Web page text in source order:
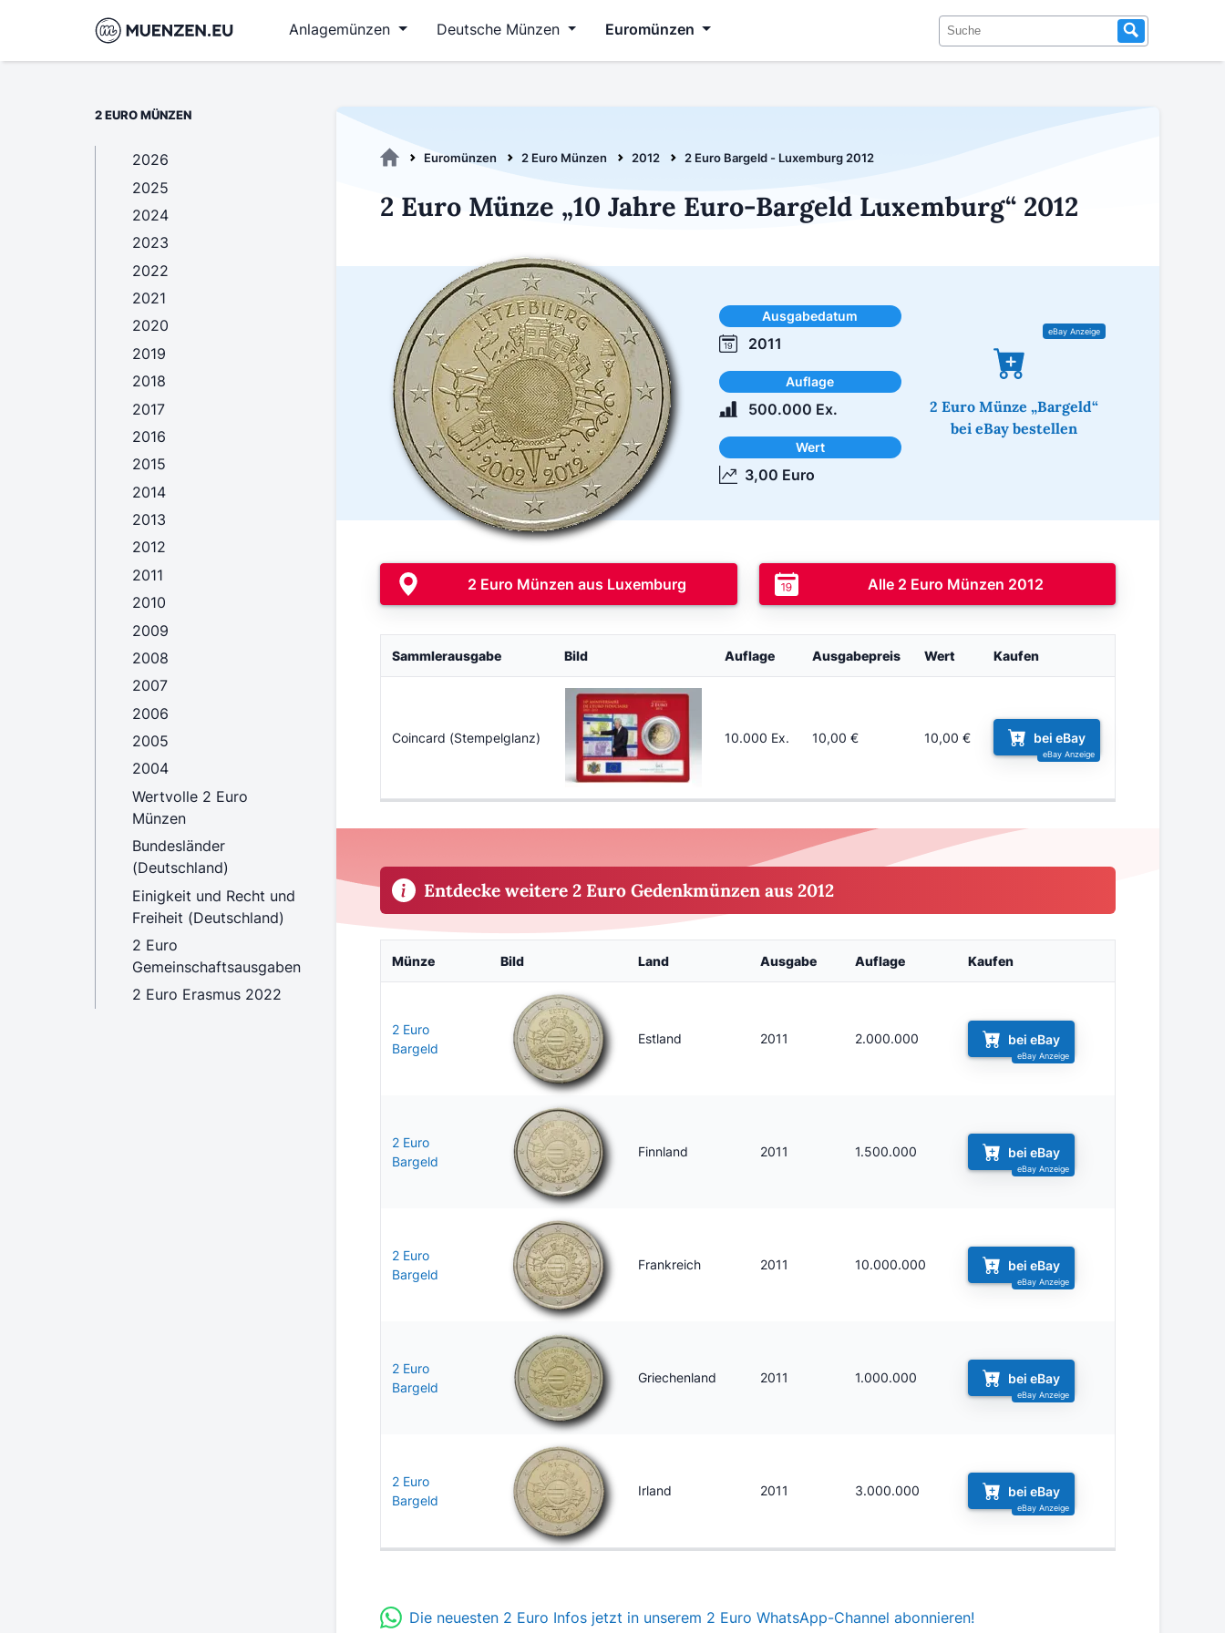
Anlagemünzen Deutsche Münzen Euromünzen
Euromünzen 2 Euro Münzen 2012 2 Euro Bargeld - Luxemburg 2012
2 Euro Münze „10 Jahre Euro-Bargeld Luxemburg“ 2012
Ausgabedatum
2011
Auflage
500.000 Ex.
Wert
3,00 Euro
2 Euro Münze „Bargeld“
bei eBay bestellen
2 Euro Münzen aus Luxemburg Alle 2 Euro Münzen 2012
Sammlerausgabe Bild Auflage Ausgabepreis Wert Kaufen
Coincard (Stempelglanz) 10.000 Ex. 10,00 € 10,00 € bei eBay
Entdecke weitere 2 Euro Gedenkmünzen aus 2012
Münze Bild Land Ausgabe Auflage Kaufen
2 Euro
Bargeld
Estland 2011 2.000.000 bei eBay
2 Euro
Bargeld
Finnland 2011 1.500.000 bei eBay
2 Euro
Bargeld
Frankreich 2011 10.000.000 bei eBay
2 Euro
Bargeld
Griechenland 2011 1.000.000 bei eBay
2 Euro
Bargeld
Irland 2011 3.000.000 bei eBay
Die neuesten 2 Euro Infos jetzt in unserem 2 Euro WhatsApp-Channel abonnieren!
2 EURO MÜNZEN
2026
2025
2024
2023
2022
2021
2020
2019
2018
2017
2016
2015
2014
2013
2012
2011
2010
2009
2008
2007
2006
2005
2004
Wertvolle 2 Euro
Münzen
Bundesländer
(Deutschland)
Einigkeit und Recht und
Freiheit (Deutschland)
2 Euro
Gemeinschaftsausgaben
2 Euro Erasmus 2022